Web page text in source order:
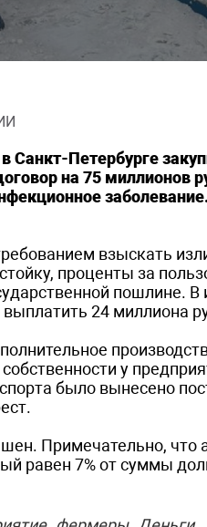
Петербурге
на 75 миллионов
взыскать
проценты за
пошлине.
24 миллиона
у
было вынесено
Примечательно,
равен 7% от суммы